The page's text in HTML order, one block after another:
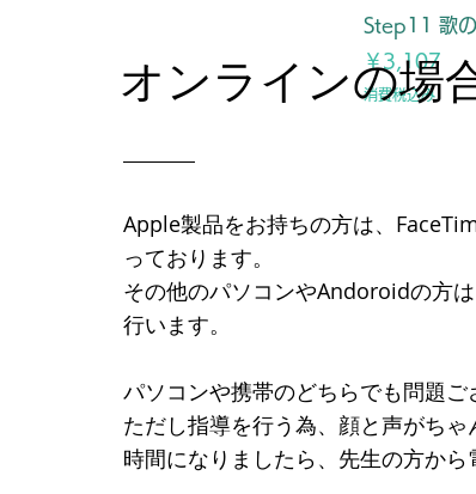
Step11 歌
価格
￥3,107
消費税込み
オンラインの場
Apple製品をお持ちの方は、
っております。
その他のパソコンやAndoroidの方
行います。
パソコンや携帯のどちらでも問題ご
ただし指導を行う為、顔と声がち
時間になりましたら、先生の方か